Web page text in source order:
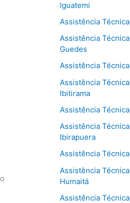
Iguatemi
Assistência
Assistência
Guedes
Assistência
Assistência
Ibitirama
Assistência
Assistência
Ibirapuera
Assistência
Assistência
Humaitá
Assistência